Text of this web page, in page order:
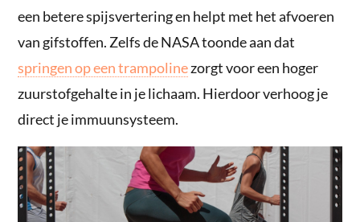
een betere spijsvertering en helpt met het afvoeren
van gifstoffen. Zelfs de NASA toonde aan dat
springen op een trampolinezorgt voor een hoger
zuurstofgehalte in je lichaam. Hierdoor verhoog je
direct je immuunsysteem.